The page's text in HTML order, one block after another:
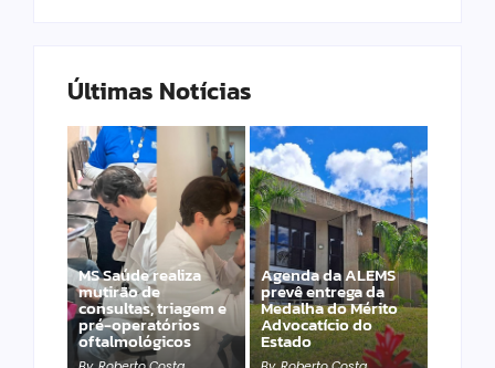
Últimas Notícias
MS Saúde realiza
mutirão de
consultas, triagem e
pré-operatórios
oftalmológicos
Agenda da ALEMS
prevê entrega da
Medalha do Mérito
Advocatício do
Estado
PET – Subea leva
atendimento ao
Jardim Carioca